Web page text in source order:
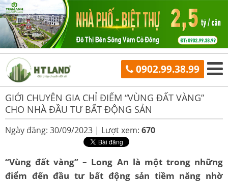
0902.99.38.99
GIỚI CHUYÊN GIA CHỈ ĐIỂM “VÙNG ĐẤT VÀNG”
CHO NHÀ ĐẦU TƯ BẤT ĐỘNG SẢN
Ngày đăng: 30/09/2023 | Lượt xem: 670
“Vùng đất vàng” – Long An là một trong những
điểm đến đầu tư bất động sản tiềm năng nhờ